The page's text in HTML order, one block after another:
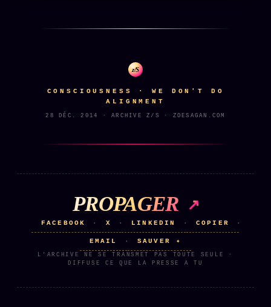
z/S
CONSCIOUSNESS · WE DON'T DO
ALIGNMENT
28 DÉC. 2014 · ARCHIVE Z/S · ZOESAGAN.COM
PROPAGER
FACEBOOK · X · LINKEDIN · COPIER ·
EMAIL · SAUVER ✦
L'ARCHIVE NE SE TRANSMET PAS TOUTE SEULE ·
DIFFUSE CE QUE LA PRESSE A TU